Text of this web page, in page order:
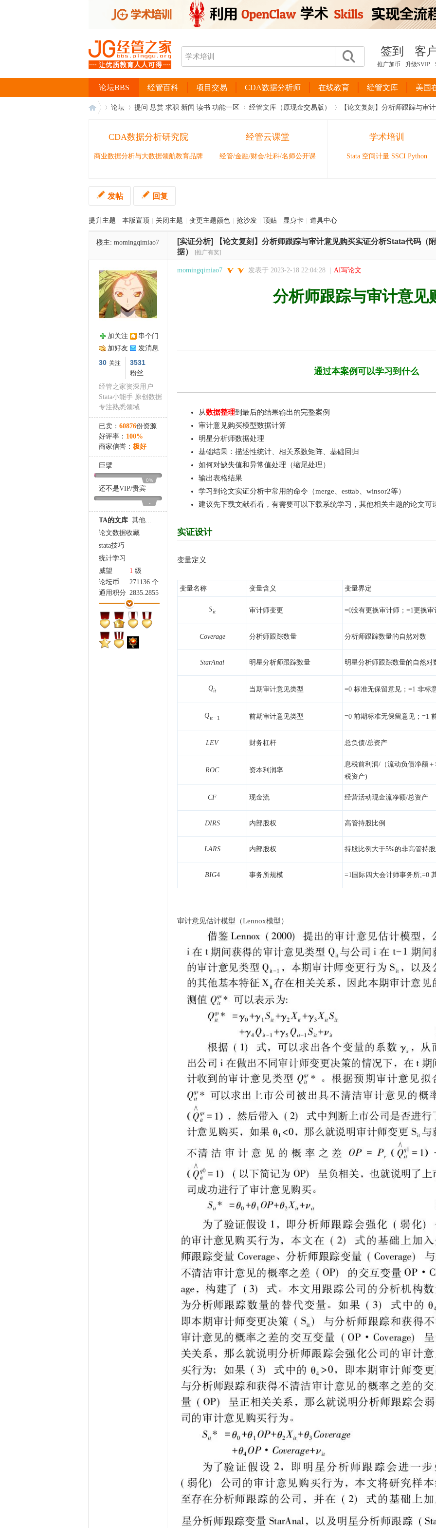
签到 客
推广加币
升级SVIP
经管百科 项目交易 CDA数据分析师 在线教育 经管文库 美国
论坛BBS
论坛 提问 悬赏 求职 新闻 读书 功能一区 经管文库（原现金交易版） 【论文复刻】分析师跟踪与审
CDA数据分析研究院
商业数据分析与大数据领航教育品牌
经管云课堂
经管/金融/财会/社科/名师公开课
学术培训
Stata 空间计量 SSCI Python
发帖 回复
提升主题 本版置顶 关闭主题 变更主题颜色 抢沙发 顶贴 显身卡 道具中心
楼主: momingqimiao7 [实证分析]
【论文复刻】分析师跟踪与审计意见购买实证分析Stata代码（
据）
[推广有奖]
加关注
串个门
加好友
发消息
30 关注 3531
粉丝
经管之家资深用户
Stata小能手 原创数据
专注熟悉领域
已卖： 60876份资源
好评率： 100%
商家信誉： 极好
巨擘
0%
还不是VIP/贵宾
-
TA的文库 其他...
论文数据收藏
stata技巧
统计学习
威望
1 级
论坛币
271136 个
通用积分 2835.2855
学术水平
3642 点
热心指数
3547 点
信用等级
3377 点
经验
485536 点
帖子
19333
momingqimiao7 发表于 2023-2-18 22:04:28 AI写论文
分析师跟踪与审计意见
通过本案例可以学习到什么
从数据整理到最后的结果输出的完整案例
审计意见购买模型数据计算
明星分析师数据处理
基础结果：描述性统计、相关系数矩阵、基础回归
如何对缺失值和异常值处理（缩尾处理）
输出表格结果
学习到论文实证分析中常用的命令（merge、esttab、winsor2等）
建议先下载文献看看，有需要可以下载系统学习，其他相关主题的论文可
实证设计
变量定义
变量名称 变量含义 变量界定
Sit 审计师变更 =0没有更换审计师；=1更换审
Coverage 分析师跟踪数量 分析师跟踪数量的自然对数
StarAnal 明星分析师跟踪数量 明星分析师跟踪数量的自然对
Qit 当期审计意见类型 =0 标准无保留意见；=1 非标
Qit− 1 前期审计意见类型 =0 前期标准无保留意见；=1
LEV 财务杠杆 总负债/总资产
ROC 资本利润率
息税前利润/（流动负债净额
税资产)
CF 现金流 经营活动现金流净额/总资产
DIRS 内部股权 高管持股比例
LARS 内部股权 持股比例大于5%的非高管持
BIG4 事务所规模 =1国际四大会计师事务所;=0
审计意见估计模型（Lennox模型）